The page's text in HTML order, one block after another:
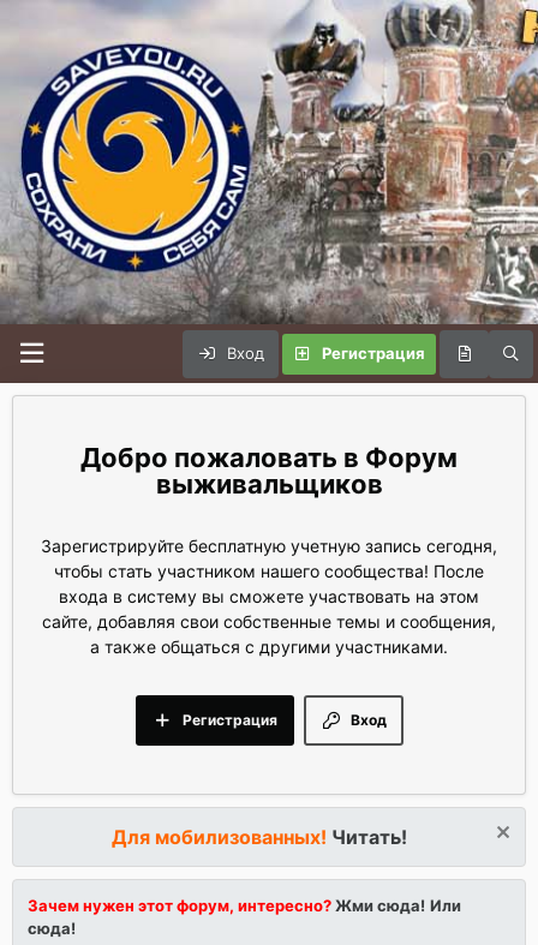
Вход Регистрация
Форум
выживальщиков
Зарегистрируйте бесплатную учетную запись сегодня,
чтобы стать участником нашего сообщества! После
входа в систему вы сможете участвовать на этом
сайте, добавляя свои собственные темы и сообщения,
а также общаться с другими участниками.
Вход
Регистрация
Для мобилизованных! Читать!
Зачем нужен этот форум, интересно?Жми сюда! Или
сюда!